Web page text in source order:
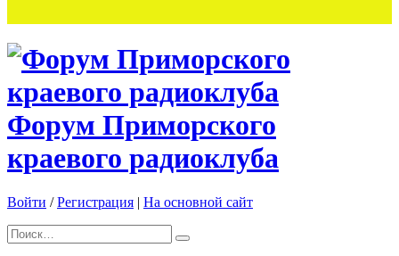
Форум Приморского
краевого радиоклуба
Войти /Регистрация | На основной сайт